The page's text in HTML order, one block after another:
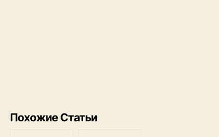
Похожие Статьи